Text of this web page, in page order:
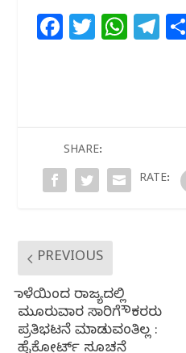
F
b
o
T
r
W
A
p
T
ra
SHARE:
RATE:
PREVIOUS
ನಾಳೆಯಿಂದ ರಾಜ್ಯದಲ್ಲಿ
ಮೂರುವಾರ ಸಾರಿಗೆ ನೌಕರರು
ಪ್ರತಿಭಟನೆ ಮಾಡುವಂತಿಲ್ಲ :